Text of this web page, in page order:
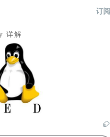
订阅
详解